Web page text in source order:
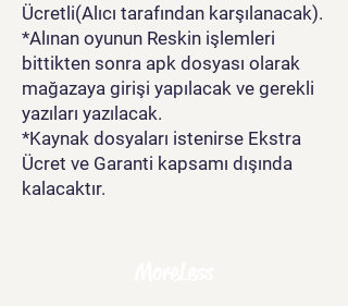
Ücretli(Alıcı tarafından karşılanacak).
*Alınan oyunun Reskin işlemleri
bittikten sonra apk dosyası olarak
mağazaya girişi yapılacak ve gerekli
yazıları yazılacak.
*Kaynak dosyaları istenirse Ekstra
Ücret ve Garanti kapsamı dışında
kalacaktır.